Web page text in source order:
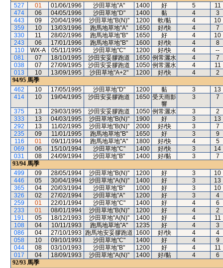
527
01 01/06/1996 沙田草地"A" 1400 好 5
11
474
06 04/05/1996 沙田草地"D" 1400 黏 4
3
443
09 20/04/1996 沙田草地"B(N)" 1200 軟/黏 4
10
359
10 13/03/1996 跑馬地草地"A" 1650 好/快 4
7
330
11 28/02/1996 跑馬地草地"B" 1650 好 4
10
243
06 17/01/1996 跑馬地草地"B" 1600 好/快 4
8
110
WX-A 05/11/1995 沙田草地"C" 1200 好/快 4
--
081
07 18/10/1995 沙田安妥膠跑道 1650 例常灑水 4
7
038
07 27/09/1995 沙田安妥膠跑道 1050 例常灑水 4
11
013
10 13/09/1995 沙田草地"A+2" 1200 好/快 4
2
94/95 馬季
462
10 17/05/1995 沙田草地"D" 1200 黏 3
13
414
10 19/04/1995 沙田安妥膠跑道 1650 受天雨影
響
3 7
375 13 29/03/1995 沙田安妥膠跑道 1050 例常灑水 3
2
333
13 04/03/1995 沙田草地"B(N)" 1900 好 3
13
292
13 11/02/1995 沙田草地"B(N)" 2000 好/快 3
7
235
09 11/01/1995 跑馬地草地"B" 1650 好 3
9
116
01 09/11/1994 跑馬地草地"A" 1800 好/快 4
5
069
06 15/10/1994 沙田草地"C" 1400 好/快 3
14
031
08 24/09/1994 沙田草地"B" 1400 好/黏 3
7
93/94 馬季
499
09 28/05/1994 沙田草地"B(N)" 1200 好 3
10
446
05 30/04/1994 沙田草地"A(N)" 1400 好 3
13
365
04 20/03/1994 沙田草地"B" 1000 好 3
10
326
02 27/02/1994 沙田草地"A" 1200 好 3
4
259
01 22/01/1994 沙田草地"C" 1400 好 4
6
233
01 08/01/1994 沙田草地"B(N)" 1200 好 4
2
191
05 18/12/1993 沙田草地"A(N)" 1400 好 4
11
108
04 10/11/1993 跑馬地草地"A" 1235 好 4
3
086
04 27/10/1993 跑馬地安妥膠跑道 1600 好/快 4
4
058
10 09/10/1993 沙田草地"C" 1400 好 4
9
044
08 03/10/1993 沙田草地"B" 1200 好 4
11
017
04 18/09/1993 沙田草地"A(N)" 1400 好/黏 4
6
92/93 馬季